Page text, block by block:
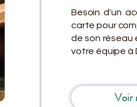
Besoin d'un
carte pour
de son réseau
votre équipe à
Voir